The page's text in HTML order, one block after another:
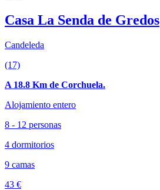
Casa La Senda de Gredos
Candeleda
(17)
A 18.8 Km de Corchuela.
Alojamiento entero
8 - 12 personas
4 dormitorios
9 camas
43 €